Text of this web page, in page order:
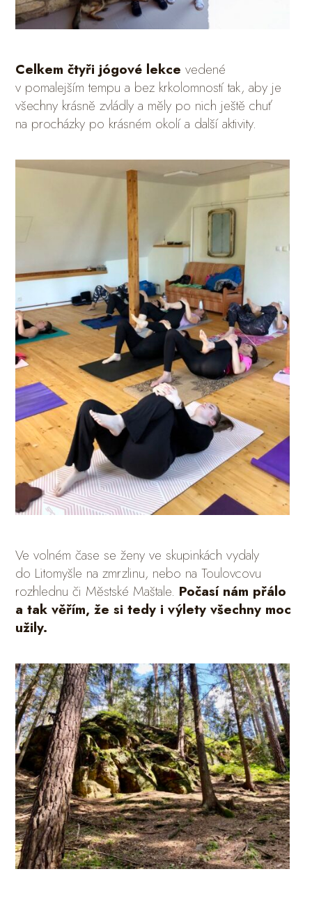
Celkem čtyři jógové lekce vedené
v pomalejším tempu a bez krkolomností tak, aby je
všechny krásně zvládly a měly po nich ještě chuť
na procházky po krásném okolí a další aktivity.
Ve volném čase se ženy ve skupinkách vydaly
do Litomyšle na zmrzlinu, nebo na Toulovcovu
rozhlednu či Městské Maštale. Počasí nám přálo
a tak věřím, že si tedy i výlety všechny moc
užily.